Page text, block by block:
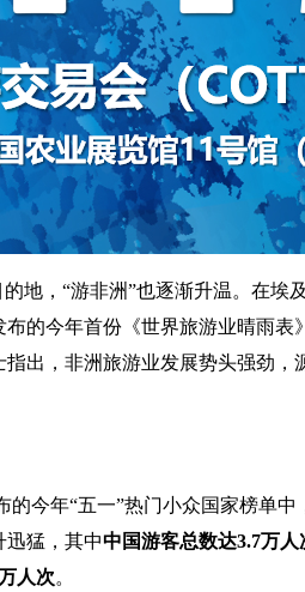
地，“游非洲”也逐渐升温。在
的今年首份《世界旅游业晴雨表
指出，非洲旅游业发展势头强劲
的今年“五一”热门小众国家榜单
猛，其中中国游客总数达3.7万
人次。